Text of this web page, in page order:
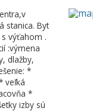
pozemky
a rekreácia
pozemok
stanica. Byt
výťahom .
:výmena
dlažby,
*
veľká
*
izby sú